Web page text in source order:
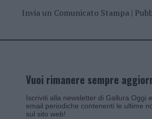
Invia un Comunicato Stampa|
Vuoi rimanere sempre
Iscriviti alla newsletter di Gallura Oggi
email periodiche contenenti le ultime
sul sito web!